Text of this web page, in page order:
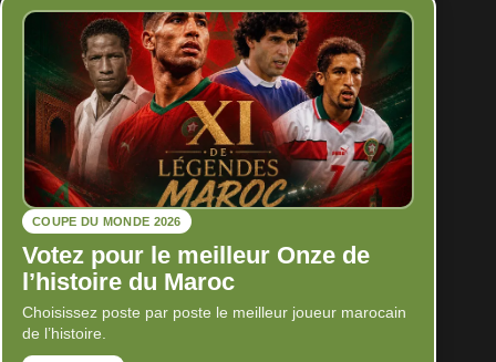
COUPE DU MONDE 2026
Votez pour le meilleur Onze de
l’histoire du Maroc
Choisissez poste par poste le meilleur joueur marocain
de l’histoire.